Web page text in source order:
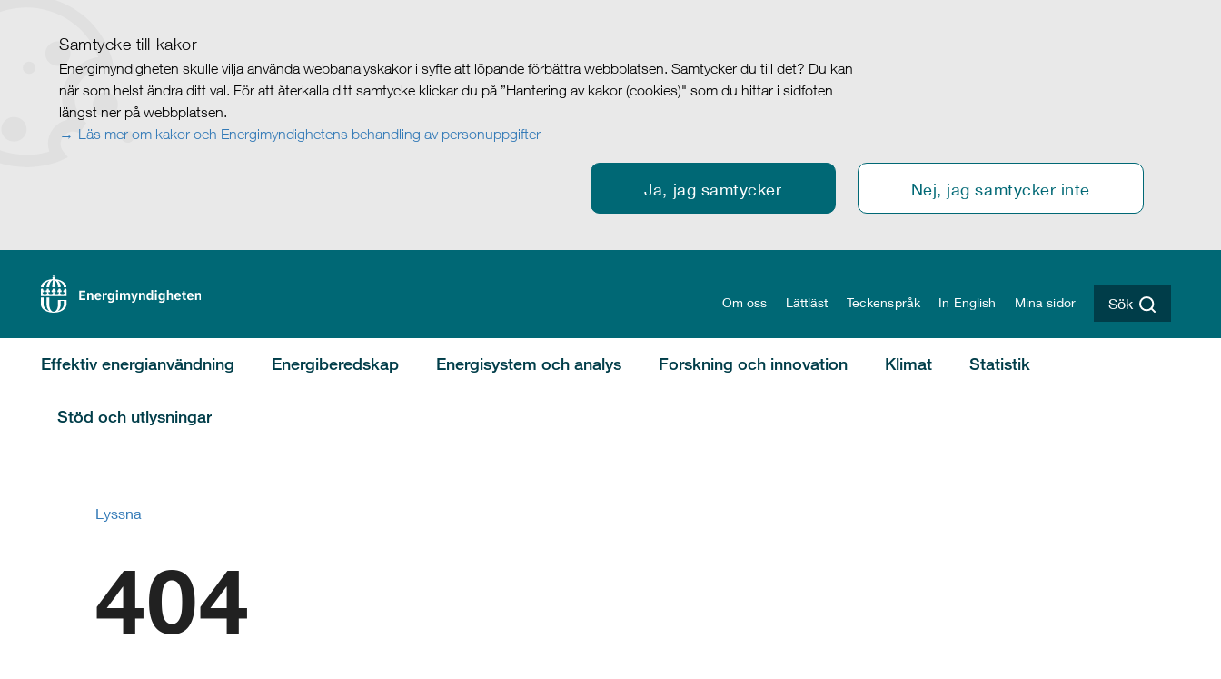
Samtycke till kakor
Energimyndigheten skulle vilja använda webbanalyskakor i syfte att löpande förbättra webbplatsen. Samtycker du till det? Du kan
när som helst ändra ditt val. För att återkalla ditt samtycke klickar du på ”Hantering av kakor (cookies)" som du hittar i sidfoten
längst ner på webbplatsen.
Läs mer om kakor och Energimyndighetens behandling av personuppgifter
Ja, jag samtycker Nej, jag samtycker inte
Om oss Lättläst Teckenspråk In English Mina sidor Sök
Effektiv energianvändning Energiberedskap Energisystem och analys Forskning och innovation Klimat Statistik
Stöd och utlysningar
Lyssna
404